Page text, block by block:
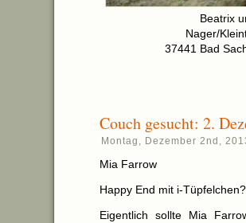
Beatrix
Nager/
37441 Bad
Couch gesucht: 2.
Montag, Dezember 2nd,
Mia Farrow
Happy End mit i-Tüpfelchen?
Eigentlich sollte Mia